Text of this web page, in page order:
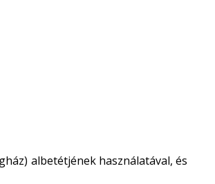
albetétjének használatával, és